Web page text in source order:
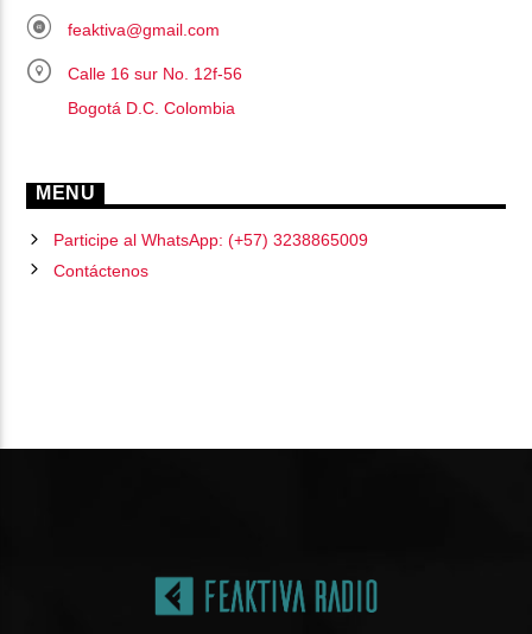
feaktiva@gmail.com
Calle 16 sur No. 12f-56
Bogotá D.C. Colombia
MENU
Participe al WhatsApp: (+57) 3238865009
Contáctenos